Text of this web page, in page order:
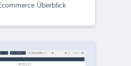
Überblick